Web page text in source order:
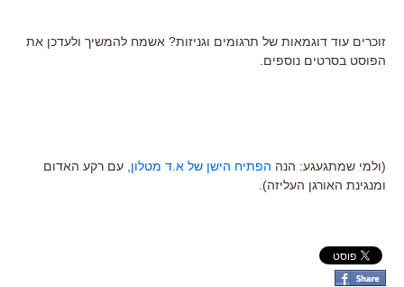
זוכרים עוד דוגמאות של תרגומים וגניזות? אשמח להמשיך ולעדכן את
הפוסט בסרטים נוספים.
(ולמי שמתגעגע: הנה הפתיח הישן של א.ד מטלון, עם רקע האדום
ומנגינת האורגן העליזה).